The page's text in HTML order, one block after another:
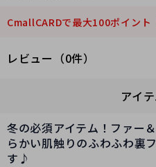
CmallCARDで最大100ポイント
レビュー（0件）
アイ
冬の必須アイテム！ファー
らかい肌触りのふわふわ裏
す♪